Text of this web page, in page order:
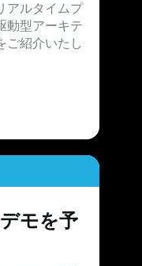
アルタイムプ
動型アーキテ
ご紹介いたし
モを予